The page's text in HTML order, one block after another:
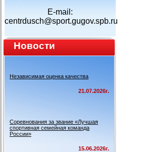
E-mail:
centrdusch@sport.gugov.spb.ru
Новости
Независимая оценка качества
21.07.2026г.
Соревнования за звание «Лучшая
спортивная семейная команда
России»
15.06.2026г.